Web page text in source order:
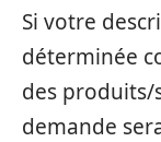
Si votre
déterminée
des produits/
demande